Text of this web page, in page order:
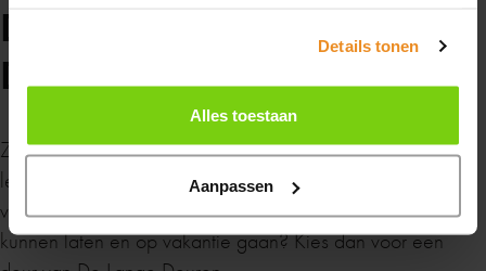
Details tonen
Alles toestaan
Aanpassen
De deuren van De Lange
Deuren
Zijn uw deuren nog niet veilig genoeg? De Lange Deuren
levert en plaatst deuren die wel voldoen aan alle
veiligheidseisen. Wilt u met een gerust hart uw huis achter
kunnen laten en op vakantie gaan? Kies dan voor een
contact